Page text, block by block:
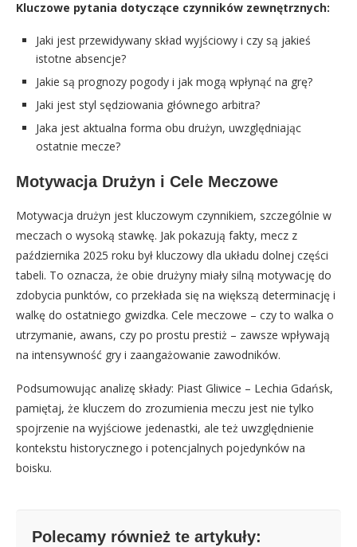
Kluczowe pytania dotyczące czynników zewnętrznych:
Jaki jest przewidywany skład wyjściowy i czy są jakieś
istotne absencje?
Jakie są prognozy pogody i jak mogą wpłynąć na grę?
Jaki jest styl sędziowania głównego arbitra?
Jaka jest aktualna forma obu drużyn, uwzględniając
ostatnie mecze?
Motywacja Drużyn i Cele Meczowe
Motywacja drużyn jest kluczowym czynnikiem, szczególnie w
meczach o wysoką stawkę. Jak pokazują fakty, mecz z
października 2025 roku był kluczowy dla układu dolnej części
tabeli. To oznacza, że obie drużyny miały silną motywację do
zdobycia punktów, co przekłada się na większą determinację i
walkę do ostatniego gwizdka. Cele meczowe – czy to walka o
utrzymanie, awans, czy po prostu prestiż – zawsze wpływają
na intensywność gry i zaangażowanie zawodników.
Podsumowując analizę składy: Piast Gliwice – Lechia Gdańsk,
pamiętaj, że kluczem do zrozumienia meczu jest nie tylko
spojrzenie na wyjściowe jedenastki, ale też uwzględnienie
kontekstu historycznego i potencjalnych pojedynków na
boisku.
Polecamy również te artykuły: